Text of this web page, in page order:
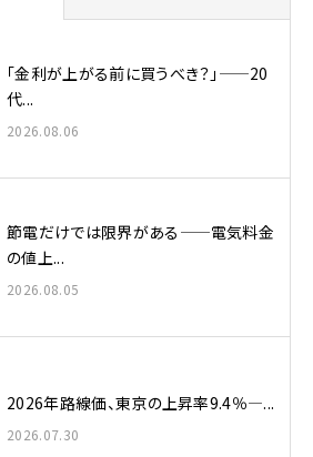
「金利が上がる前に買うべき？」——20
代...
2026.08.06
節電だけでは限界がある——電気料金
の値上...
2026.08.05
2026年路線価、東京の上昇率9.4％—...
2026.07.30